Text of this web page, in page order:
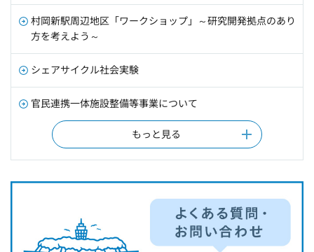
村岡新駅周辺地区「ワークショップ」～研究開発拠点のあり
方を考えよう～
シェアサイクル社会実験
官民連携一体施設整備等事業について
もっと見る